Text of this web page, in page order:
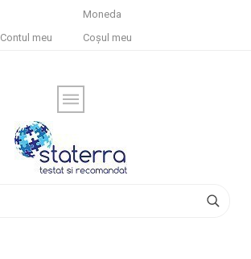
Moneda
Contul meu Coșul meu